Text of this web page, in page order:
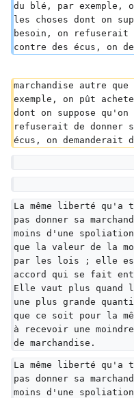
du blé, par exemple,
les choses dont on
besoin, on refuserait
contre des écus, on
marchandise autre
exemple, on pût
dont on suppose
refuserait de donner
écus, on demanderait
La même liberté qu'a
pas donner sa
moins d'une
que la valeur de la
par les lois ; elle
accord qui se fait
Elle vaut plus quand
une plus grande
que ce soit pour la
à recevoir une
de marchandise.
La même liberté qu'a
pas donner sa
moins d'une